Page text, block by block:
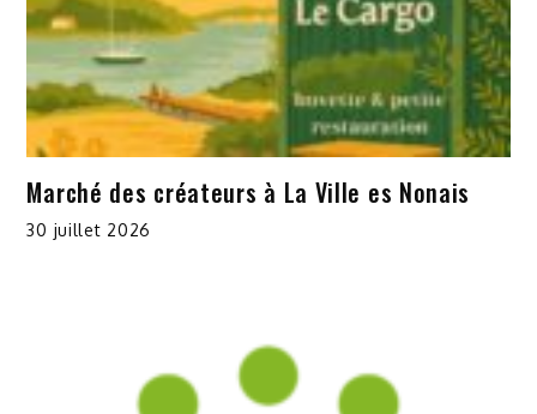
Marché des créateurs à La Ville es Nonais
30 juillet 2026